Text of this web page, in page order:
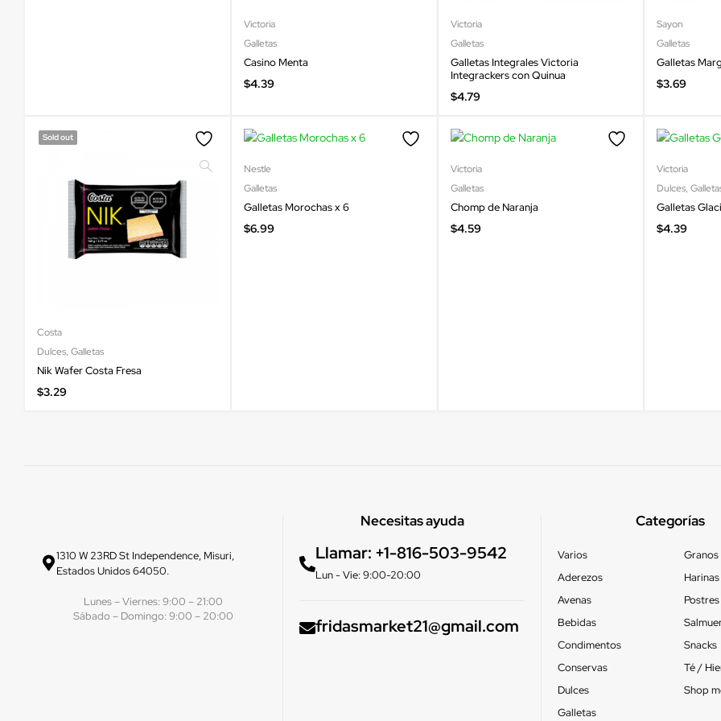
Victoria
Galletas
Casino Menta
$4.39
Victoria
Galletas
Galletas Integrales Victoria
Integrackers con Quinua
$4.79
Sayon
Galletas
Galletas
$3.69
Sold out
Costa
Dulces, Galletas
Nik Wafer Costa Fresa
$3.29
Nestle
Galletas
Galletas Morochas x 6
$6.99
Victoria
Galletas
Chomp de Naranja
$4.59
Victoria
Dulces,
Galletas
$4.39
1310 W 23RD St Independence, Misuri,
Estados Unidos 64050.
Lunes – Viernes: 9:00 – 21:00
Sábado – Domingo: 9:00 – 20:00
Necesitas ayuda
Llamar: +1-816-503-9542
Lun - Vie: 9:00-20:00
fridasmarket21@gmail.com
Categorías
Varios
Aderezos
Avenas
Bebidas
Condimentos
Conservas
Dulces
Galletas
Granos
Harinas
Postres
Snacks
Té /
Shop